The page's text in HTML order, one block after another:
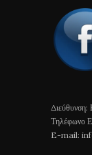
Διεύθυνση:
Τηλέφωνο
E-mail: